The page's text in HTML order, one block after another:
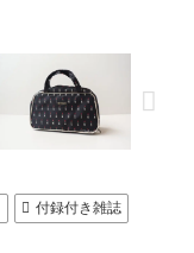
付録付き雑誌